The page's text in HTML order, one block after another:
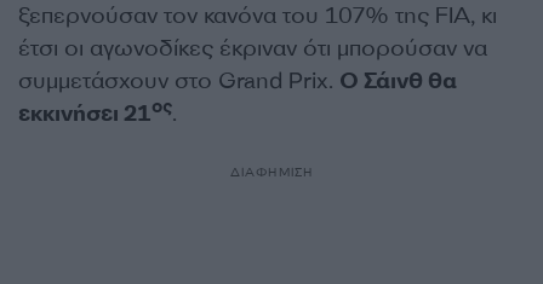
ξεπερνούσαν τον κανόνα του 107% της FIA, κι
έτσι οι αγωνοδίκες έκριναν ότι μπορούσαν να
συμμετάσχουν στο Grand Prix. Ο Σάινθ θα
εκκινήσει 21ος.
ΔΙΑΦΗΜΙΣΗ